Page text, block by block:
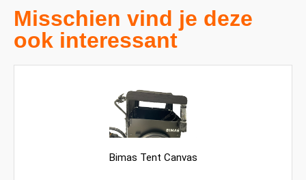
Misschien vind je deze
ook interessant
Bimas Tent Canvas